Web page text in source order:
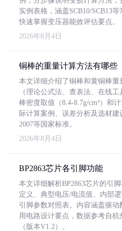
实例表格，涵盖SCB10/SCB13
快速掌握变压器能效评估要点。
2026年8月4日
铜棒的重量计算方法有哪些
本文详细介绍了铜棒和黄铜棒
（理论公式法、查表法、在线
棒密度取值（8.4-8.7g/cm³）和
际计算案例、误差分析及选材建
2007等国家标准。
2026年8月4日
BP2863芯片各引脚功能
本文详细解析BP2863芯片的引
定义、典型电压/电流值、内部
引脚参数对照表。内容涵盖驱
用电路设计要点，数据参考自
（版本V1.2）。